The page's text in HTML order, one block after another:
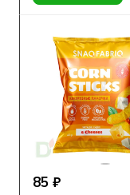
85 ₽